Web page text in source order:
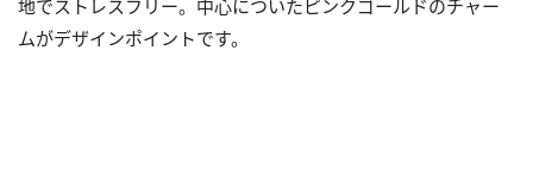
地でストレスフリー。中心についたピンクゴールドのチャー
ムがデザインポイントです。